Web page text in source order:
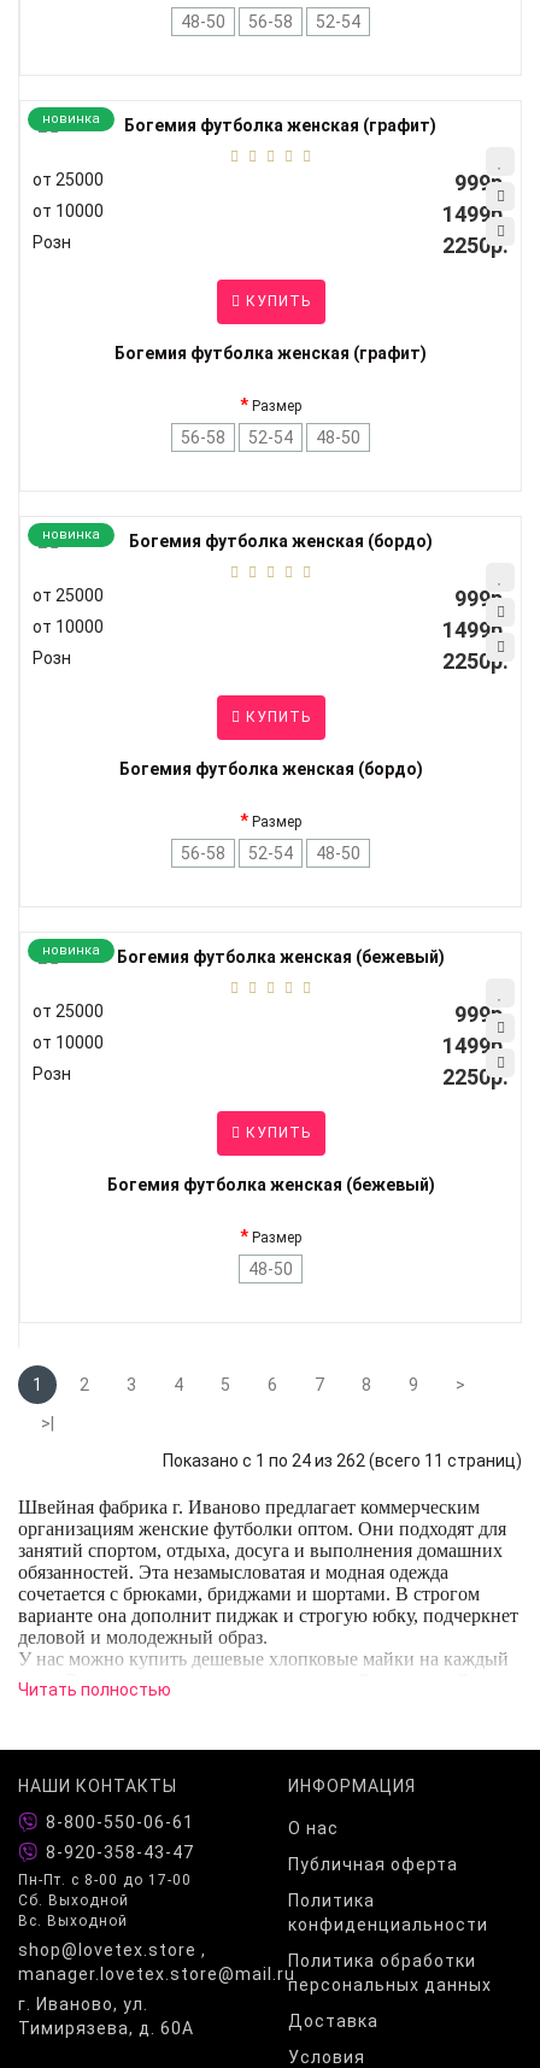
48-50 56-58 52-54
новинка
от 25000 999р.
от 10000 1499р.
Розн 2250р.
КУПИТЬ
Богемия футболка женская (графит)
Размер
56-58 52-54 48-50
новинка
от 25000 999р.
от 10000 1499р.
Розн 2250р.
КУПИТЬ
Богемия футболка женская (бордо)
Размер
56-58 52-54 48-50
новинка
от 25000 999р.
от 10000 1499р.
Розн 2250р.
КУПИТЬ
Богемия футболка женская (бежевый)
Размер
48-50
1 2 3 4 5 6 7 8 9
>
>|
Показано с 1 по 24 из 262 (всего 11 страниц)
Швейная фабрика г. Иваново предлагает коммерческим
организациям женские футболки оптом. Они подходят для
занятий спортом, отдыха, досуга и выполнения домашних
обязанностей. Эта незамысловатая и модная одежда
сочетается с брюками, бриджами и шортами. В строгом
варианте она дополнит пиджак и строгую юбку, подчеркнет
деловой и молодежный образ.
У нас можно купить дешевые хлопковые майки на каждый
день. Эти трикотажные изделия с плотной структурой после
стирок сохраняют форму. Их особенности:
высокая эластичность;
нешаблонный дизайн;
легкая текстура.
Футболки от производителя – это низкие цены, гарантия
качества и безопасности товара. При их пошиве
использовано тонкое трикотажное хлопковое волокно. В
отдельных моделях такой состав дополнен синтетическими
нитями, не дающими готовому изделию сминаться и терять
форму. В любом исполнении такие футболки смотрятся
легко и не требуют доработки. Убедитесь сами!
Читать полностью
НАШИ КОНТАКТЫ
8-800-550-06-61
8-920-358-43-47
Пн-Пт. с 8-00 до 17-00
Сб. Выходной
Вс. Выходной
shop@lovetex.store ,
manager.lovetex.store@mail.ru
г. Иваново, ул.
Тимирязева, д. 60А
ИНФОРМАЦИЯ
О нас
Публичная оферта
Политика
конфиденциальности
Политика обработки
персональных данных
Доставка
Условия